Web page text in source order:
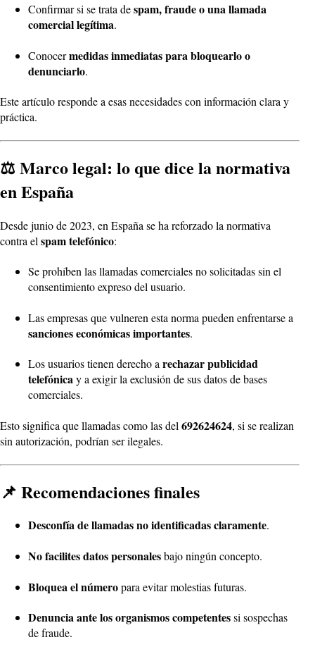
Confirmar si se trata despam, fraude o una llamada
comercial legítima.
Conocermedidas inmediatas para bloquearlo o
denunciarlo.
Este artículo responde a esas necesidades con información clara y
práctica.
⚖️ Marco legal: lo que dice la normativa
en España
Desde junio de 2023, en España se ha reforzado la normativa
contra el spam telefónico:
Se prohíben las llamadas comerciales no solicitadas sin el
consentimiento expreso del usuario.
Las empresas que vulneren esta norma pueden enfrentarse a
sanciones económicas importantes.
Los usuarios tienen derecho arechazar publicidad
telefónicay a exigir la exclusión de sus datos de bases
comerciales.
Esto significa que llamadas como las del 692624624, si se realizan
sin autorización, podrían ser ilegales.
📌 Recomendaciones finales
Desconfía de llamadas no identificadas claramente.
No facilites datos personalesbajo ningún concepto.
Bloquea el númeropara evitar molestias futuras.
Denuncia ante los organismos competentessi sospechas
de fraude.